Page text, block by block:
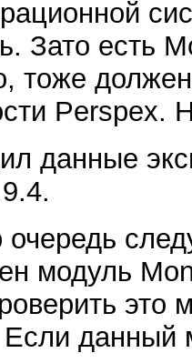
Зато есть
тоже
Perspex.
данные
модуль
это
Если данный